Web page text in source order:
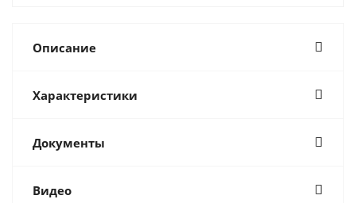
Описание
Характеристики
Документы
Видео